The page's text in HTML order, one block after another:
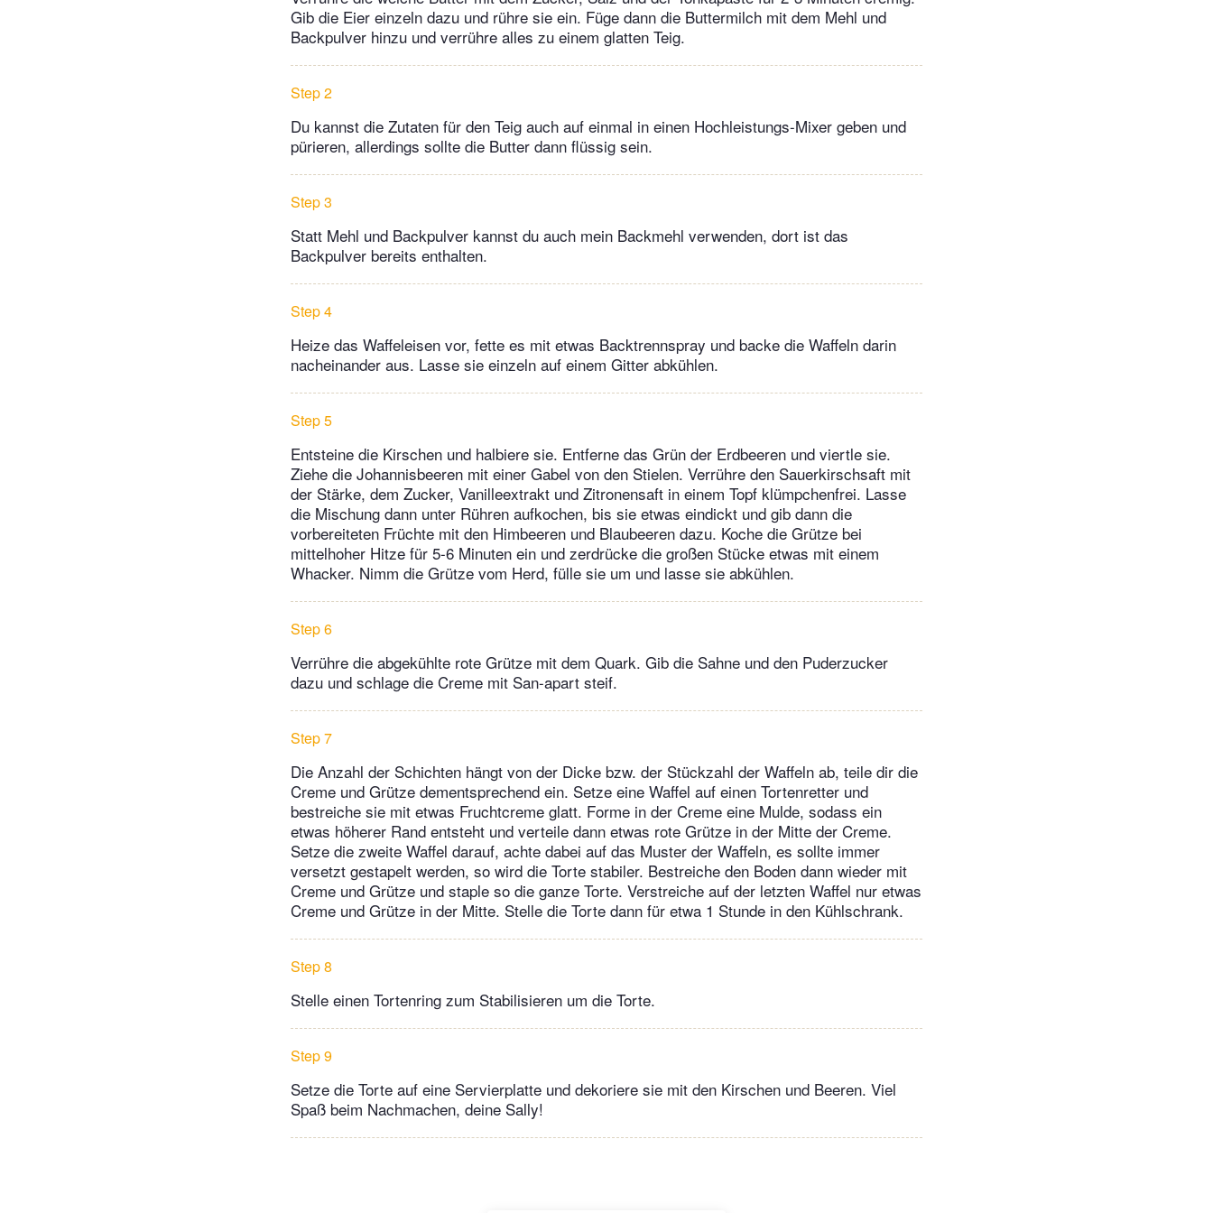
Gib die Eier einzeln dazu und rühre sie ein. Füge dann die Buttermilch mit dem Mehl und
Backpulver hinzu und verrühre alles zu einem glatten Teig.
Step 2
Du kannst die Zutaten für den Teig auch auf einmal in einen Hochleistungs-Mixer geben und
pürieren, allerdings sollte die Butter dann flüssig sein.
Step 3
Statt Mehl und Backpulver kannst du auch mein Backmehl verwenden, dort ist das
Backpulver bereits enthalten.
Step 4
Heize das Waffeleisen vor, fette es mit etwas Backtrennspray und backe die Waffeln darin
nacheinander aus. Lasse sie einzeln auf einem Gitter abkühlen.
Step 5
Entsteine die Kirschen und halbiere sie. Entferne das Grün der Erdbeeren und viertle sie.
Ziehe die Johannisbeeren mit einer Gabel von den Stielen. Verrühre den Sauerkirschsaft mit
der Stärke, dem Zucker, Vanilleextrakt und Zitronensaft in einem Topf klümpchenfrei. Lasse
die Mischung dann unter Rühren aufkochen, bis sie etwas eindickt und gib dann die
vorbereiteten Früchte mit den Himbeeren und Blaubeeren dazu. Koche die Grütze bei
mittelhoher Hitze für 5-6 Minuten ein und zerdrücke die großen Stücke etwas mit einem
Whacker. Nimm die Grütze vom Herd, fülle sie um und lasse sie abkühlen.
Step 6
Verrühre die abgekühlte rote Grütze mit dem Quark. Gib die Sahne und den Puderzucker
dazu und schlage die Creme mit San-apart steif.
Step 7
Die Anzahl der Schichten hängt von der Dicke bzw. der Stückzahl der Waffeln ab, teile dir die
Creme und Grütze dementsprechend ein. Setze eine Waffel auf einen Tortenretter und
bestreiche sie mit etwas Fruchtcreme glatt. Forme in der Creme eine Mulde, sodass ein
etwas höherer Rand entsteht und verteile dann etwas rote Grütze in der Mitte der Creme.
Setze die zweite Waffel darauf, achte dabei auf das Muster der Waffeln, es sollte immer
versetzt gestapelt werden, so wird die Torte stabiler. Bestreiche den Boden dann wieder mit
Creme und Grütze und staple so die ganze Torte. Verstreiche auf der letzten Waffel nur etwas
Creme und Grütze in der Mitte. Stelle die Torte dann für etwa 1 Stunde in den Kühlschrank.
Step 8
Stelle einen Tortenring zum Stabilisieren um die Torte.
Step 9
Setze die Torte auf eine Servierplatte und dekoriere sie mit den Kirschen und Beeren. Viel
Spaß beim Nachmachen, deine Sally!